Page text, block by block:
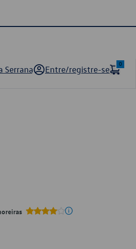
Serrana Entre/registre-se
0